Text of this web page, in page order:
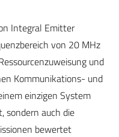
Integral Emitter
von 20 MHz
und
Kommunikations- und
einzigen System
sondern auch die
bewertet